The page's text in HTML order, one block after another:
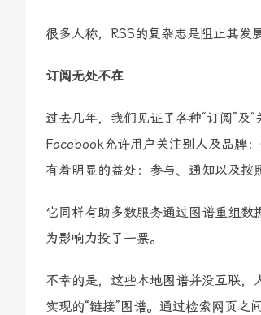
很多人称，RSS的复杂志是阻止其发
订阅无处不在
过去几年，我们见证了各种“订阅”及
Facebook允许用户关注别人及品牌
有着明显的益处：参与、通知以及按
它同样有助多数服务通过图谱重组
为影响力投了一票。
不幸的是，这些本地图谱并没互联
实现的“链接”图谱。通过检索网页